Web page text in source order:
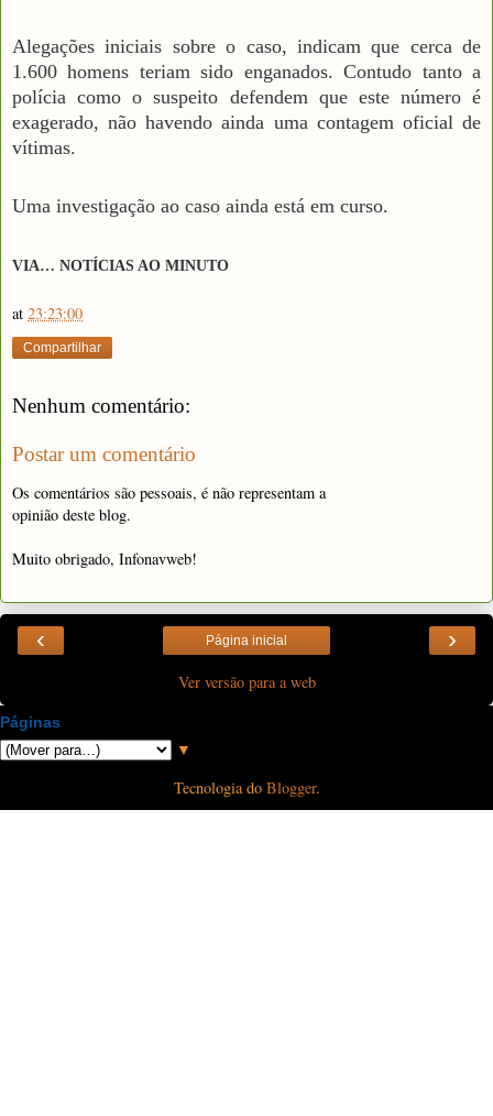
Alegações iniciais sobre o caso, indicam que cerca de
1.600 homens teriam sido enganados. Contudo tanto a
polícia como o suspeito defendem que este número é
exagerado, não havendo ainda uma contagem oficial de
vítimas.
Uma investigação ao caso ainda está em curso.
VIA… NOTÍCIAS AO MINUTO
at 23:23:00
Compartilhar
Nenhum comentário:
Postar um comentário
Os comentários são pessoais, é não representam a
opinião deste blog.
Muito obrigado, Infonavweb!
‹ ›
Página inicial
Ver versão para a web
Páginas
▼
Tecnologia do Blogger.